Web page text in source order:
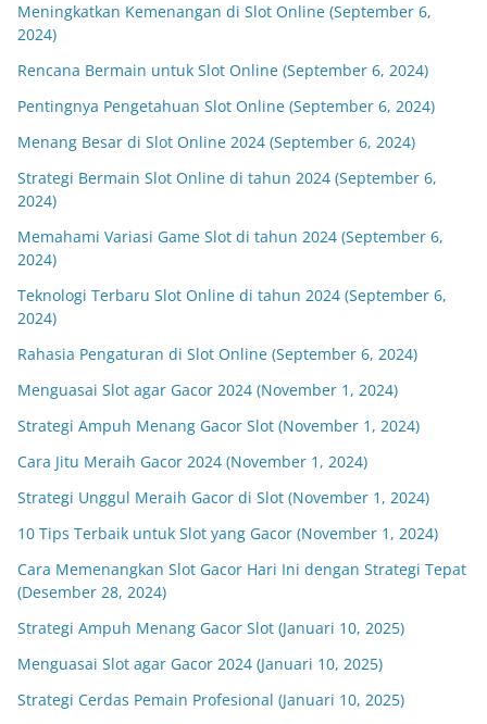
Meningkatkan Kemenangan di Slot Online (September 6,
2024)
Rencana Bermain untuk Slot Online (September 6, 2024)
Pentingnya Pengetahuan Slot Online (September 6, 2024)
Menang Besar di Slot Online 2024 (September 6, 2024)
Strategi Bermain Slot Online di tahun 2024 (September 6,
2024)
Memahami Variasi Game Slot di tahun 2024 (September 6,
2024)
Teknologi Terbaru Slot Online di tahun 2024 (September 6,
2024)
Rahasia Pengaturan di Slot Online (September 6, 2024)
Menguasai Slot agar Gacor 2024 (November 1, 2024)
Strategi Ampuh Menang Gacor Slot (November 1, 2024)
Cara Jitu Meraih Gacor 2024 (November 1, 2024)
Strategi Unggul Meraih Gacor di Slot (November 1, 2024)
10 Tips Terbaik untuk Slot yang Gacor (November 1, 2024)
Cara Memenangkan Slot Gacor Hari Ini dengan Strategi Tepat
(Desember 28, 2024)
Strategi Ampuh Menang Gacor Slot (Januari 10, 2025)
Menguasai Slot agar Gacor 2024 (Januari 10, 2025)
Strategi Cerdas Pemain Profesional (Januari 10, 2025)